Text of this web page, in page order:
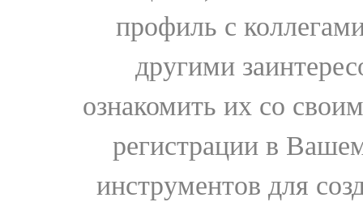
профиль с
другими
ознакомить их со
регистрации в
инструментов для